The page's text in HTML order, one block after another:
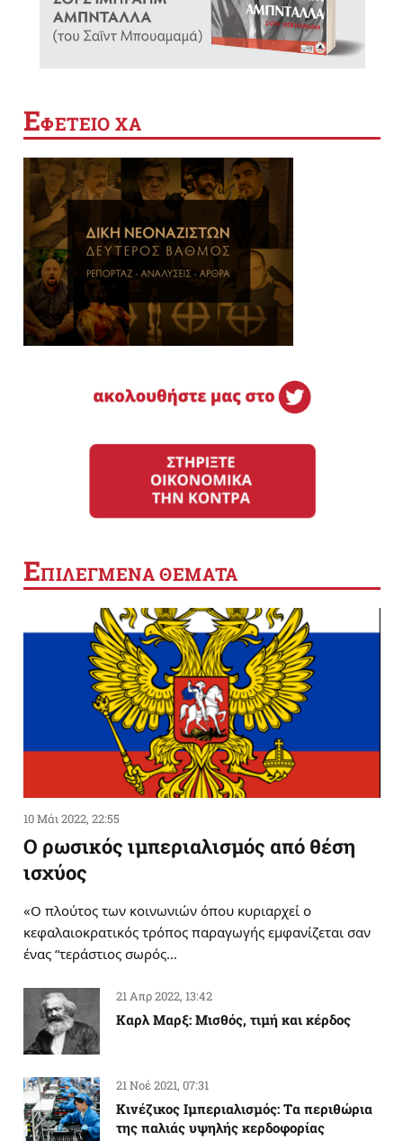
ΕΦΕΤΕΙΟ ΧΑ
ΕΠΙΛΕΓΜΕΝΑ ΘΕΜΑΤΑ
10 Μάι 2022, 22:55
Ο ρωσικός ιμπεριαλισμός από θέση
ισχύος
«Ο πλούτος των κοινωνιών όπου κυριαρχεί ο
κεφαλαιοκρατικός τρόπος παραγωγής εμφανίζεται σαν
ένας “τεράστιος σωρός…
21 Απρ 2022, 13:42
Καρλ Μαρξ: Μισθός, τιμή και κέρδος
21 Νοέ 2021, 07:31
Κινέζικος Ιμπεριαλισμός: Tα περιθώρια
της παλιάς υψηλής κερδοφορίας